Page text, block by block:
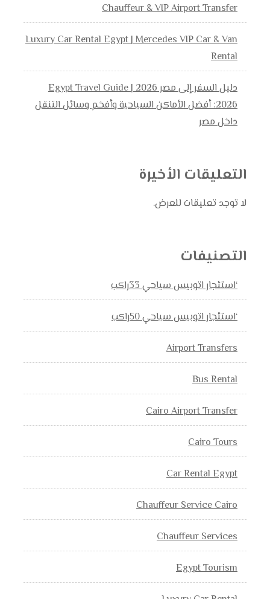
Chauffeur & VIP Airport Transfer
Luxury Car Rental Egypt | Mercedes VIP Car & Van
Rental
دليل السفر إلى مصر 2026 | Egypt Travel Guide
2026: أفضل الأماكن السياحية وأفخم وسائل التنقل
داخل مصر
التعليقات الأخيرة
لا توجد تعليقات للعرض.
التصنيفات
‘استئجار اتوبيس سياحي 33راكب
‘استئجار اتوبيس سياحي 50راكب
Airport Transfers
Bus Rental
Cairo Airport Transfer
Cairo Tours
Car Rental Egypt
Chauffeur Service Cairo
Chauffeur Services
Egypt Tourism